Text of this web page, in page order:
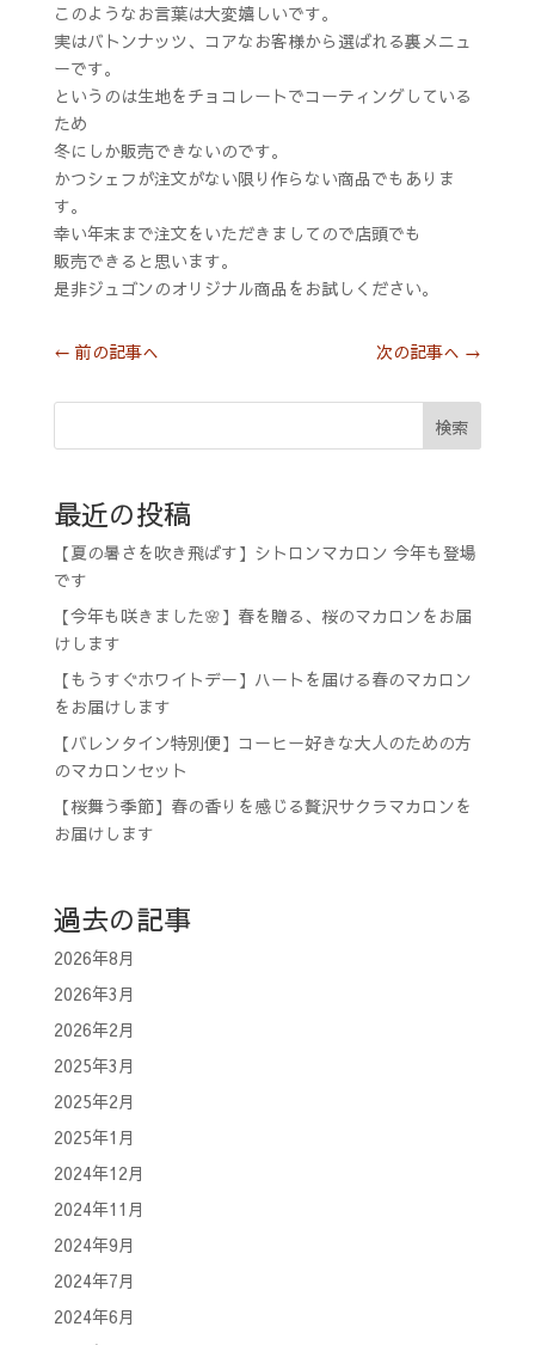
このようなお言葉は大変嬉しいです。
実はバトンナッツ、コアなお客様から選ばれる裏メニュ
ーです。
というのは生地をチョコレートでコーティングしている
ため
冬にしか販売できないのです。
かつシェフが注文がない限り作らない商品でもありま
す。
幸い年末まで注文をいただきましてので店頭でも
販売できると思います。
是非ジュゴンのオリジナル商品をお試しください。
← 前の記事へ 次の記事へ →
検索
最近の投稿
【夏の暑さを吹き飛ばす】シトロンマカロン 今年も登場
です
【今年も咲きました🌸】春を贈る、桜のマカロンをお届
けします
【もうすぐホワイトデー】ハートを届ける春のマカロン
をお届けします
【バレンタイン特別便】コーヒー好きな大人のための方
のマカロンセット
【桜舞う季節】春の香りを感じる贅沢サクラマカロンを
お届けします
過去の記事
2026年8月
2026年3月
2026年2月
2025年3月
2025年2月
2025年1月
2024年12月
2024年11月
2024年9月
2024年7月
2024年6月